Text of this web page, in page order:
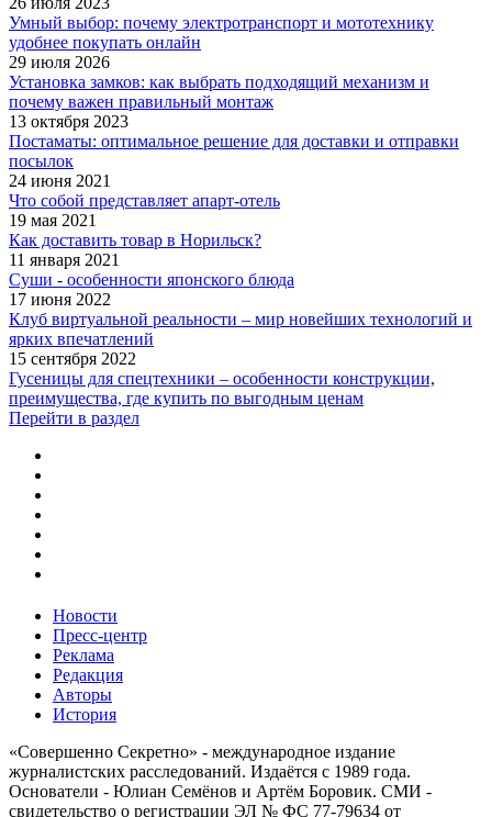
Умный выбор: почему электротранспорт и мототехнику
удобнее покупать онлайн
29 июля 2026
Установка замков: как выбрать подходящий механизм и
почему важен правильный монтаж
13 октября 2023
Постаматы: оптимальное решение для доставки и отправки
посылок
24 июня 2021
Что собой представляет апарт-отель
19 мая 2021
Как доставить товар в Норильск?
11 января 2021
Суши - особенности японского блюда
17 июня 2022
Клуб виртуальной реальности – мир новейших технологий и
ярких впечатлений
15 сентября 2022
Гусеницы для спецтехники – особенности конструкции,
преимущества, где купить по выгодным ценам
Перейти в раздел
Новости
Пресс-центр
Реклама
Редакция
Авторы
История
«Совершенно Секретно» - международное издание
журналистских расследований. Издаётся с 1989 года.
Основатели - Юлиан Семёнов и Артём Боровик. CМИ -
свидетельство о регистрации ЭЛ № ФС 77-79634 от